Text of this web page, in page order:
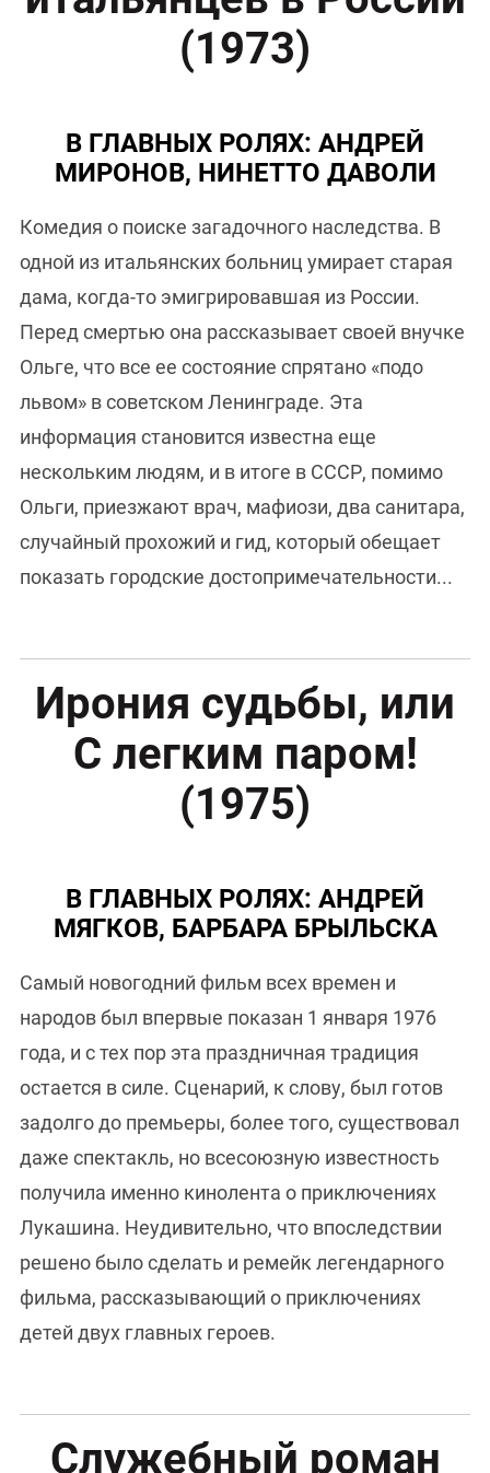
(1973)
В ГЛАВНЫХ РОЛЯХ: АНДРЕЙ
МИРОНОВ, НИНЕТТО ДАВОЛИ
Комедия о поиске загадочного наследства. В
одной из итальянских больниц умирает старая
дама, когда-то эмигрировавшая из России.
Перед смертью она рассказывает своей внучке
Ольге, что все ее состояние спрятано «подо
львом» в советском Ленинграде. Эта
информация становится известна еще
нескольким людям, и в итоге в СССР, помимо
Ольги, приезжают врач, мафиози, два санитара,
случайный прохожий и гид, который обещает
показать городские достопримечательности...
Ирония судьбы, или
С легким паром!
(1975)
В ГЛАВНЫХ РОЛЯХ: АНДРЕЙ
МЯГКОВ, БАРБАРА БРЫЛЬСКА
Самый новогодний фильм всех времен и
народов был впервые показан 1 января 1976
года, и с тех пор эта праздничная традиция
остается в силе. Сценарий, к слову, был готов
задолго до премьеры, более того, существовал
даже спектакль, но всесоюзную известность
получила именно кинолента о приключениях
Лукашина. Неудивительно, что впоследствии
решено было сделать и ремейк легендарного
фильма, рассказывающий о приключениях
детей двух главных героев.
Служебный роман